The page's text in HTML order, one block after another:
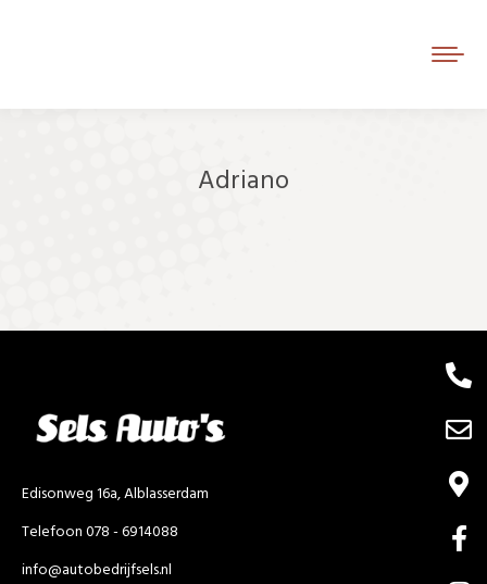
Adriano
Edisonweg 16a, Alblasserdam
Telefoon 078 - 6914088
info@autobedrijfsels.nl